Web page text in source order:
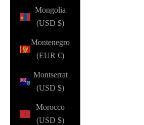
Mongolia
(USD $)
Montenegro
(EUR €)
Montserrat
(USD $)
Morocco
(USD $)